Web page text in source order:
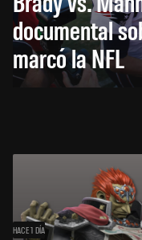
documental
marcó la NFL
HACE 1 DÍA